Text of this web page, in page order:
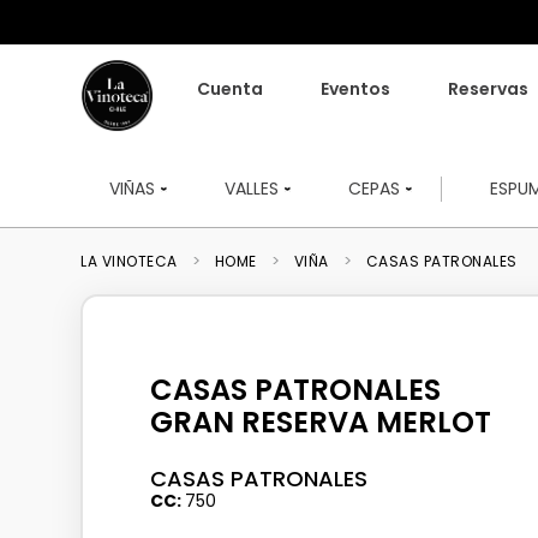
Cuenta Eventos Reservas
VIÑAS VALLES CEPAS
HOME VIÑA CASAS PATRONALES
CASAS PATRONALES
GRAN RESERVA MERLOT
CASAS PATRONALES
CC 750